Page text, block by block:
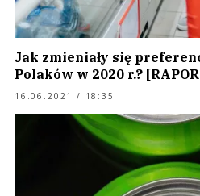
Jak zmieniały się
Polaków w 2020 r.?
16.06.2021 / 18:35